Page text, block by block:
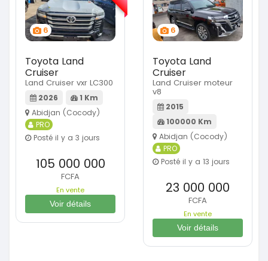
6
Toyota Land
Cruiser
Land Cruiser vxr LC300
2026
1 Km
Abidjan (Cocody)
PRO
Posté il y a 3 jours
105 000 000
FCFA
En vente
Voir détails
6
Toyota Land
Cruiser
Land Cruiser moteur
v8
2015
100000 Km
Abidjan (Cocody)
PRO
Posté il y a 13 jours
23 000 000
FCFA
En vente
Voir détails